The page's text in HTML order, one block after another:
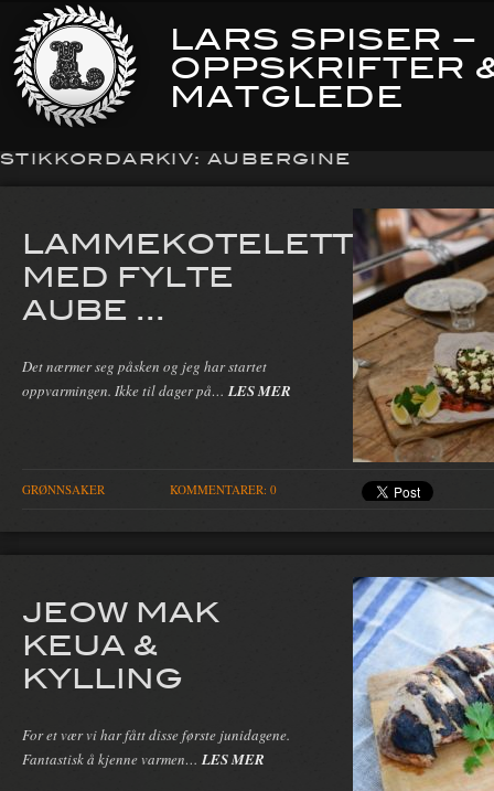
LARS SPISER –
OPPSKRIFTER
MATGLEDE
STIKKORDARKIV: AUBERGINE
LAMMEKOTELETTER
MED FYLTE
AUBE ...
Det nærmer seg påsken og jeg har startet
oppvarmingen. Ikke til dager på… LES MER
GRØNNSAKER KOMMENTARER: 0
JEOW MAK
KEUA &
KYLLING
For et vær vi har fått disse første junidagene.
Fantastisk å kjenne varmen… LES MER